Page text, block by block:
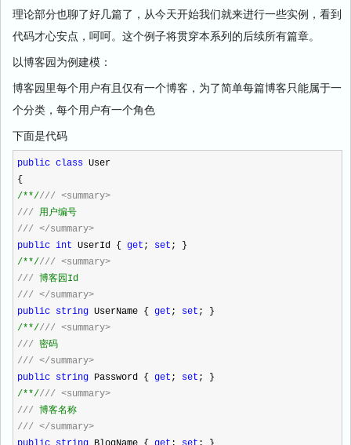
理论部分也聊了好几篇了，从今天开始我们就来进行一些实例，看到
代码才心安点，呵呵。这个例子将贯穿本系列的后续所有篇章。
以博客园为例建模：
博客园里每个用户有且仅有一个博客，为了简单每篇博客只能属于一
个分类，每个用户有一个角色
下面是代码
public class User
{
/**//// <summary>
/// 用户编号
/// </summary>
public int UserId { get ; set ; }
/**//// <summary>
/// 博客园Id
/// </summary>
public string UserName { get ; set ; }
/**//// <summary>
/// 密码
/// </summary>
public string Password { get ; set ; }
/**//// <summary>
/// 博客名称
/// </summary>